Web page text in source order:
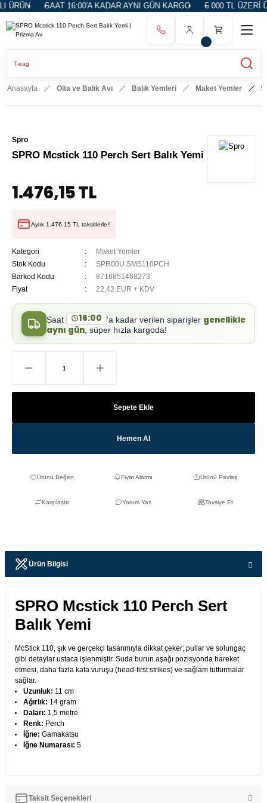
SAAT 16:00'A KADAR AYNI GÜN KARGO 5.000 TL ÜZERİ
Anasayfa Olta ve Balık Avı Balık Yemleri Maket Yemler
Spro
SPRO Mcstick 110 Perch Sert Balık Yemi
1.476,15 TL
Aylık 1.476,15 TL taksitlerle!!
Kategori
Maket Yemler
Stok Kodu
SPR00U.SMS110PCH
Barkod Kodu
8716851468273
Fiyat
22,42 EUR + KDV
Saat 16:00 'a kadar verilen siparişler genellikle
aynı gün, süper hızla kargoda!
Sepete Ekle
Hemen Al
Fiyat Alarmı Ürünü Paylaş
Karşılaştır Yorum Yaz Tavsiye Et
Ürün Bilgisi
SPRO Mcstick 110 Perch Sert
Balık Yemi
McStick 110, şık ve gerçekçi tasarımıyla dikkat çeker; pullar ve solungaç
gibi detaylar ustaca işlenmiştir. Suda burun aşağı pozisyonda hareket
etmesi, daha fazla kafa vuruşu (head-first strikes) ve sağlam tutturmalar
sağlar.
Uzunluk: 11 cm
Ağırlık: 14 gram
Daları: 1,5 metre
Renk: Perch
İğne: Gamakatsu
İğne Numarası: 5
Taksit Seçenekleri